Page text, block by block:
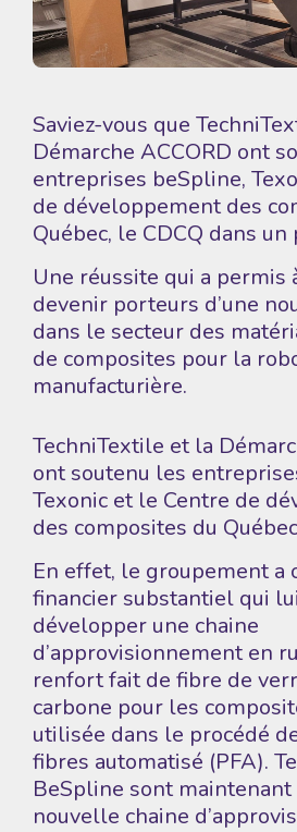
Saviez-vous que
Démarche ACCORD ont
entreprises beSpline,
de développement des
Québec, le CDCQ dans un
Une réussite qui a permis
devenir porteurs d’une
dans le secteur des
de composites pour la
manufacturière.
TechniTextile et la
ont soutenu les
Texonic et le Centre de
des composites du Québec
En effet, le groupement a
financier substantiel qui
développer une chaine
d’approvisionnement en
renfort fait de fibre de
carbone pour les
utilisée dans le procédé
fibres automatisé (PFA).
BeSpline sont
nouvelle chaine